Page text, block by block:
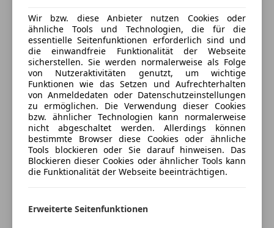
Zentralverriegelung
Zentralverriegelung mit Funkfernbedienung
Extras
Allwetterreifen
Anhängerkupplung
Partikelfilter
Mehr anzeigen
Versicherung
Kfz-Versicherung
Versicherungsschutz an Ihre Bedürfnisse
anpassen
Freischaden-Gutschein ab Stufe 0
Auto einfach online versichern & Rabatt holen
Jetzt berechnen
Wir bzw. diese Anbieter nutzen Cookies oder
ähnliche Tools und Technologien, die für die
essentielle Seitenfunktionen erforderlich sind und
die einwandfreie Funktionalität der Webseite
sicherstellen. Sie werden normalerweise als Folge
von Nutzeraktivitäten genutzt, um wichtige
Funktionen wie das Setzen und Aufrechterhalten
von Anmeldedaten oder Datenschutzeinstellungen
zu ermöglichen. Die Verwendung dieser Cookies
bzw. ähnlicher Technologien kann normalerweise
nicht abgeschaltet werden. Allerdings können
bestimmte Browser diese Cookies oder ähnliche
Tools blockieren oder Sie darauf hinweisen. Das
Blockieren dieser Cookies oder ähnlicher Tools kann
die Funktionalität der Webseite beeinträchtigen.
Erweiterte Seitenfunktionen